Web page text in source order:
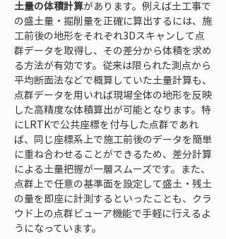
土量の体積計算があります。例えば土工事で
の盛土量・掘削量を正確に算出するには、施
工前後の地形をそれぞれ3Dスキャンして点
群データを取得し、その差分から体積を求め
る方法が有効です。従来は限られた測点から
平均断面法などで概算していた土量計算も、
点群データを用いれば現場全体の地形を反映
した高精度な体積算出が可能となります。特
にLRTKで公共座標を付与した点群であれ
ば、同じ座標系上で施工前後のデータを簡単
に重ね合わせることができるため、差分計算
による土量把握が一層スムーズです。また、
点群上で任意の基準面を設定して盛土・残土
の量を即座に計測するといったことも、クラ
ウド上の点群ビューア機能で手軽に行えるよ
うになっています。